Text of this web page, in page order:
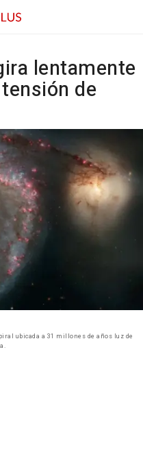
lentamente
de
ubicada a 31 millones de años luz de